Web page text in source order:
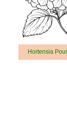
Hortensia